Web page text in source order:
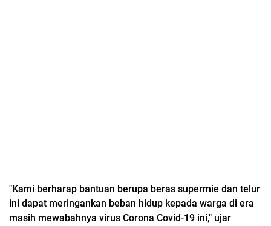
"Kami berharap bantuan berupa beras supermie dan telur
ini dapat meringankan beban hidup kepada warga di era
masih mewabahnya virus Corona Covid-19 ini," ujar